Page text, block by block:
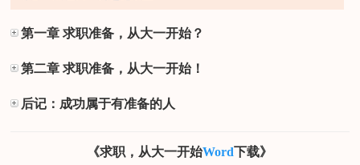
第一章 求职准备，从大一开始？
第二章 求职准备，从大一开始！
后记：成功属于有准备的人
《求职，从大一开始Word下载》